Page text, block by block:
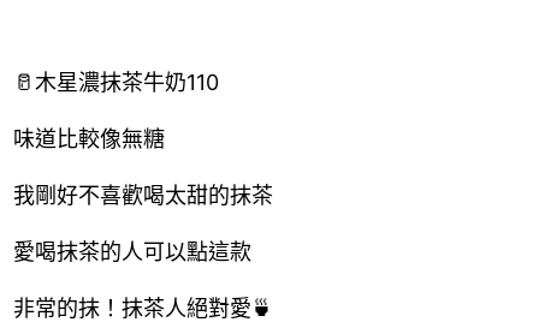
🥛木星濃抹茶牛奶110
味道比較像無糖
我剛好不喜歡喝太甜的抹茶
愛喝抹茶的人可以點這款
非常的抹！抹茶人絕對愛🍵